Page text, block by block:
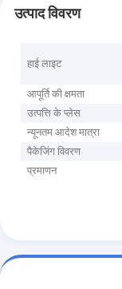
उत्पाद विवरण
हाई लाइट
आपूर्ति की क्षमता
उत्पत्ति के प्लेस
न्यूनतम आदेश मात्रा
पैकेजिंग विवरण
प्रमाणन